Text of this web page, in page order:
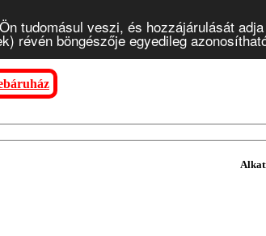
tudomásul veszi, és hozzájárulását
révén böngészője egyedileg